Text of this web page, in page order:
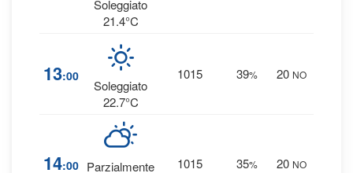
Soleggiato
21.4°C
13:00
Soleggiato
22.7°C
1015 39% 20 NO
14:00 Parzialmente
1015 35% 20 NO